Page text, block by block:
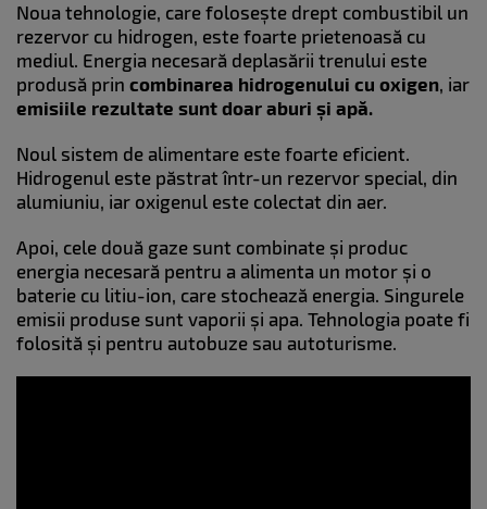
Noua tehnologie, care folosește drept combustibil un
rezervor cu hidrogen, este foarte prietenoasă cu
mediul. Energia necesară deplasării trenului este
produsă prin combinarea hidrogenului cu oxigen, iar
emisiile rezultate sunt doar aburi și apă.
Noul sistem de alimentare este foarte eficient.
Hidrogenul este păstrat într-un rezervor special, din
alumiuniu, iar oxigenul este colectat din aer.
Apoi, cele două gaze sunt combinate și produc
energia necesară pentru a alimenta un motor și o
baterie cu litiu-ion, care stochează energia. Singurele
emisii produse sunt vaporii și apa. Tehnologia poate fi
folosită și pentru autobuze sau autoturisme.